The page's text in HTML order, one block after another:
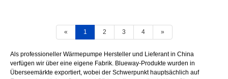
« 1 2 3 4 »
Als professioneller Wärmepumpe Hersteller und Lieferant in China
verfügen wir über eine eigene Fabrik. Blueway-Produkte wurden in
Überseemärkte exportiert, wobei der Schwerpunkt hauptsächlich auf